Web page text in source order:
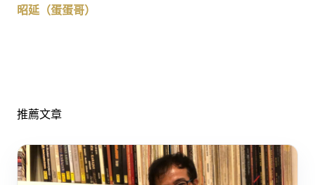
昭延（蛋蛋哥）
推薦文章